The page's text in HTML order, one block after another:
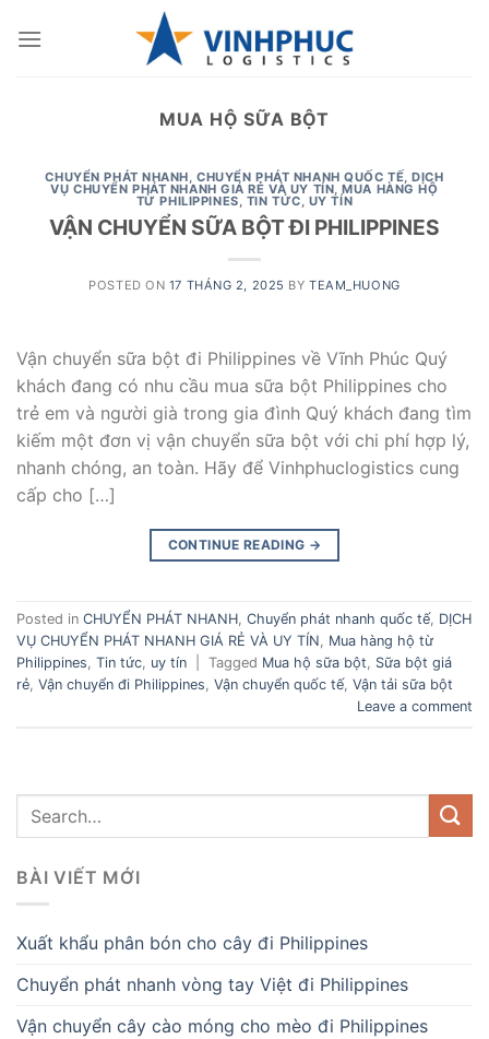
MUA HỘ SỮA BỘT
CHUYỂN PHÁT NHANH,CHUYỂN PHÁT NHANH QUỐC TẾ,DỊCH
VỤ CHUYỂN PHÁT NHANH GIÁ RẺ VÀ UY TÍN,MUA HÀNG HỘ
TỪ PHILIPPINES, TIN TỨC, UY TÍN
VẬN CHUYỂN SỮA BỘT ĐI PHILIPPINES
POSTED ON 17 THÁNG 2, 2025 BYTEAM_HUONG
Vận chuyển sữa bột đi Philippines về Vĩnh Phúc Quý
khách đang có nhu cầu mua sữa bột Philippines cho
trẻ em và người già trong gia đình Quý khách đang tìm
kiếm một đơn vị vận chuyển sữa bột với chi phí hợp lý,
nhanh chóng, an toàn. Hãy để Vinhphuclogistics cung
cấp cho […]
CONTINUE READING →
Posted in CHUYỂN PHÁT NHANH Chuyển phát nhanh quốc tế DỊCH
VỤ CHUYỂN PHÁT NHANH GIÁ RẺ VÀ UY TÍN
Mua hàng hộ từ
Philippines Tin tức uy tín Tagged Mua hộ sữa bột
Sữa bột giá
rẻ Vận chuyển đi Philippines Vận chuyển quốc tế Vận tải sữa bột
Leave a comment
BÀI VIẾT MỚI
Xuất khẩu phân bón cho cây đi Philippines
Chuyển phát nhanh vòng tay Việt đi Philippines
Vận chuyển cây cào móng cho mèo đi Philippines